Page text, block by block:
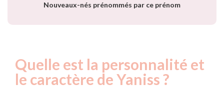
Nouveaux-nés prénommés par ce prénom
Quelle est la personnalité et
le caractère de Yaniss ?